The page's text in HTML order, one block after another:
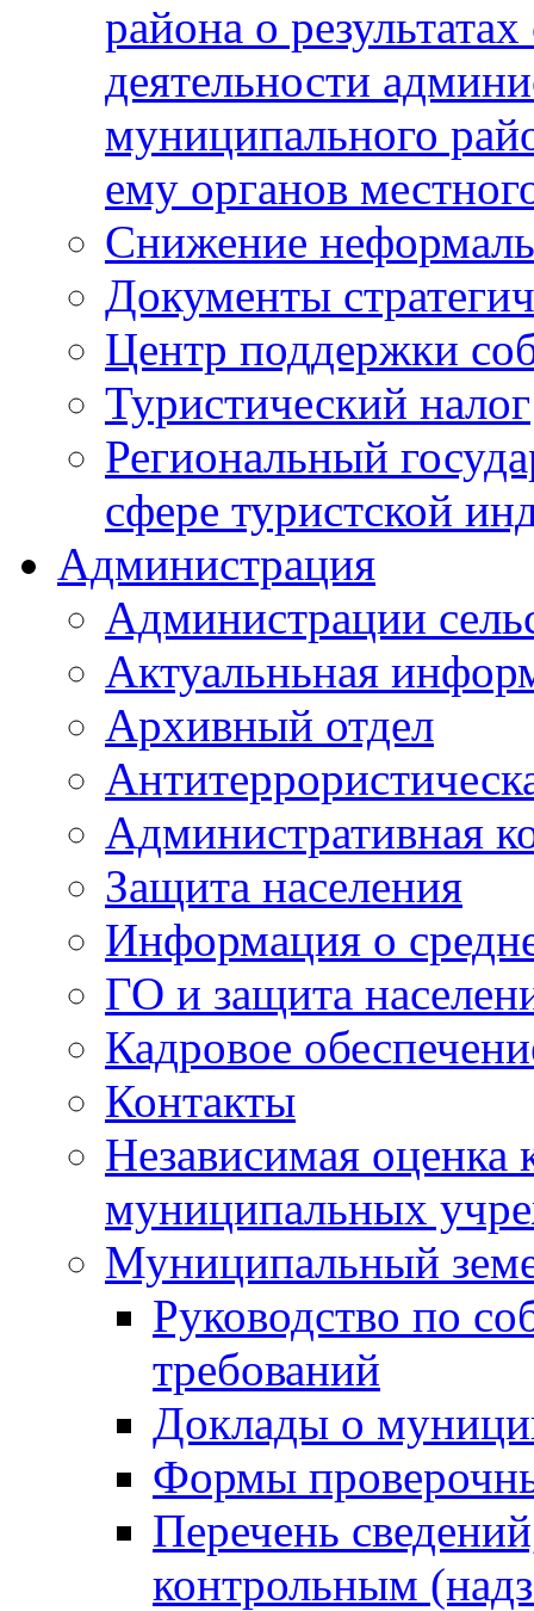
района о
деятельности
муниципального
ему органов
Снижение
Документы
Центр поддержки
Туристический налог
Региональный
сфере туристской
Администрация
Администрации
Актуальньная
Архивный отдел
Административная
Защита населения
Информация о
ГО и защита
Кадровое
Контакты
Независимая оценка
муниципальных
Муниципальный
Руководство по
требований
Доклады о
Формы
Перечень
контрольным